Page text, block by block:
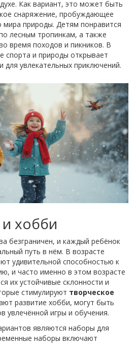
Как вариант, это может быть
снаряжение, пробуждающее
мира природы. Детям понравится
лесным тропинкам, а также
время походов и пикников. В
спорта и природы открывает
для увлекательных приключений.
хобби
безграничен, и каждый ребёнок
путь в нём. В возрасте
удивительной способностью к
и часто именно в этом возрасте
их устойчивые склонности и
стимулируют творческое
развитие хобби, могут быть
увлечённой игры и обучения.
являются наборы для
наборы включают